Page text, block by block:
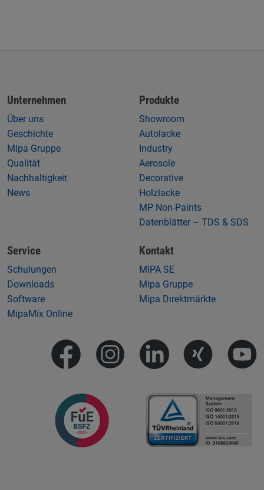
Unternehmen
Über uns
Geschichte
Mipa Gruppe
Qualität
Nachhaltigkeit
News
Produkte
Showroom
Autolacke
Industry
Aerosole
Decorative
Holzlacke
MP Non-Paints
Datenblätter – TDS & SDS
Service
Schulungen
Downloads
Software
MipaMix Online
Kontakt
MIPA SE
Mipa Gruppe
Mipa Direktmärkte